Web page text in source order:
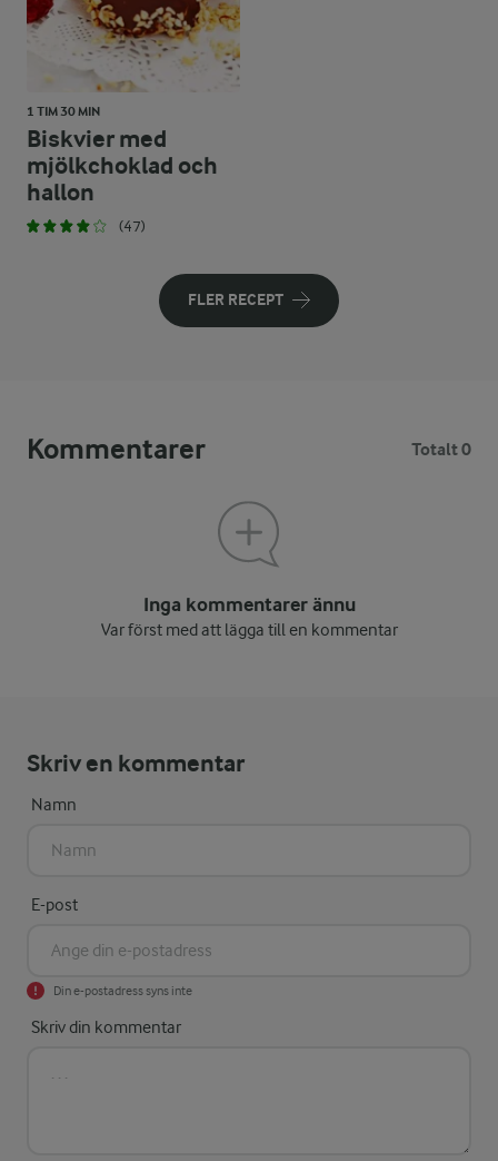
1 TIM 30 MIN
Biskvier med
mjölkchoklad och
hallon
(47)
FLER RECEPT
Kommentarer Totalt 0
Inga kommentarer ännu
Var först med att lägga till en kommentar
Skriv en kommentar
Namn
E-post
Din e-postadress syns inte
Skriv din kommentar